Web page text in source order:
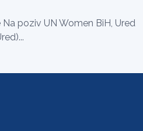
poziv UN Women BiH, Ured